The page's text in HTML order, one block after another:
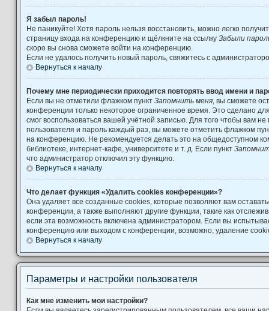
Я забыл пароль!
Не паникуйте! Хотя пароль нельзя восстановить, можно легко
страницу входа на конференцию и щёлкните на ссылку Забыли
скоро вы снова сможете войти на конференцию.
Если не удалось получить новый пароль, свяжитесь с
Вернуться к началу
Почему мне периодически приходится повторять ввод имени и
Если вы не отметили флажком пункт Запомнить меня , вы сможете
конференции только некоторое ограниченное время. Это сделано
смог воспользоваться вашей учётной записью. Для того чтобы вам
пользователя и пароль каждый раз, вы можете отметить флажком
на конференцию. Не рекомендуется делать это на общедоступном
библиотеке, интернет-кафе, университете и т. д. Если пункт
что администратор отключил эту функцию.
Вернуться к началу
Что делает функция «Удалить cookies конференции»?
Она удаляет все созданные cookies, которые позволяют вам
конференции, а также выполняют другие функции, такие как
если эта возможность включена администратором. Если вы
конференцию или выходом с конференции, возможно, удаление
Вернуться к началу
Параметры и настройки пользователя
Как мне изменить мои настройки?